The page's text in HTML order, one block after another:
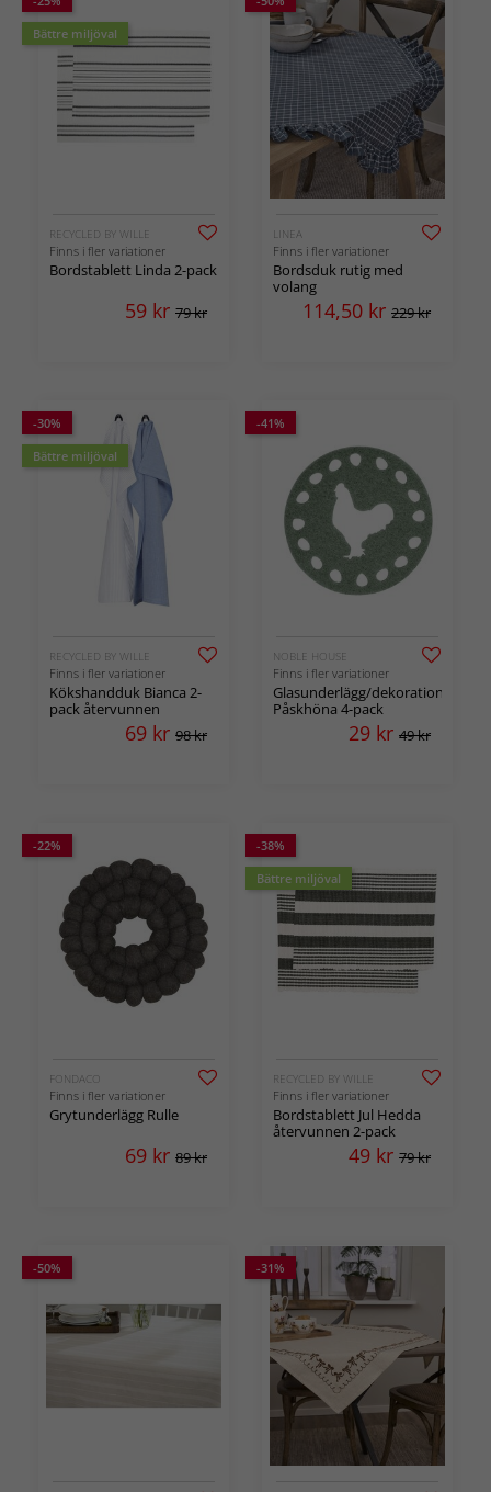
Bättre miljöval
RECYCLED BY WILLE
Finns i fler variationer
Bordstablett Linda 2-pack
59 kr 79 kr
LINEA
Finns i fler variationer
Bordsduk rutig med
volang
114,50 kr 229 kr
-30%
Bättre miljöval
RECYCLED BY WILLE
Finns i fler variationer
Kökshandduk Bianca 2-
pack återvunnen
69 kr 98 kr
-41%
NOBLE HOUSE
Finns i fler variationer
Glasunderlägg/dekoration
Påskhöna 4-pack
29 kr 49 kr
-22%
FONDACO
Finns i fler variationer
Grytunderlägg Rulle
69 kr 89 kr
-38%
Bättre miljöval
RECYCLED BY WILLE
Finns i fler variationer
Bordstablett Jul Hedda
återvunnen 2-pack
49 kr 79 kr
-50% -31%